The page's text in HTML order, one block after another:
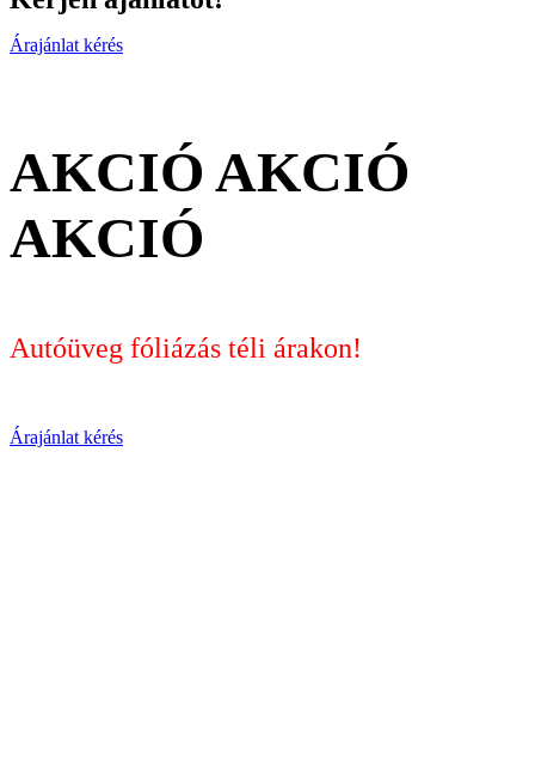
Árajánlat kérés
AKCIÓ AKCIÓ
AKCIÓ
Autóüveg fóliázás téli árakon!
Árajánlat kérés